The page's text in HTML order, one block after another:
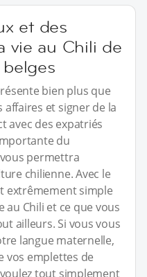
et des
vie au Chili de
bien plus que
et signer de la
avec des expatriés
du
permettra
chilienne. Avec le
extrêmement simple
au Chili et ce que vous
ailleurs. Si vous vous
langue maternelle,
vos emplettes de
tout simplement